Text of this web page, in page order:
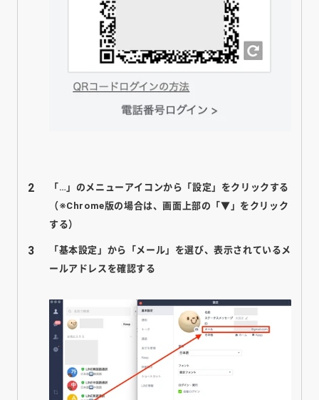
「…」のメニューアイコンから「設定」をクリックする
（※Chrome版の場合は、画面上部の「▼」をクリック
する）
「基本設定」から「メール」を選び、表示されているメ
ールアドレスを確認する